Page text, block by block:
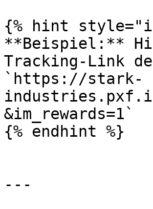
{% hint
**Beispiel:**
Tracking-Link
`https://stark-
&im_rewards=1`
{% endhint %}
---